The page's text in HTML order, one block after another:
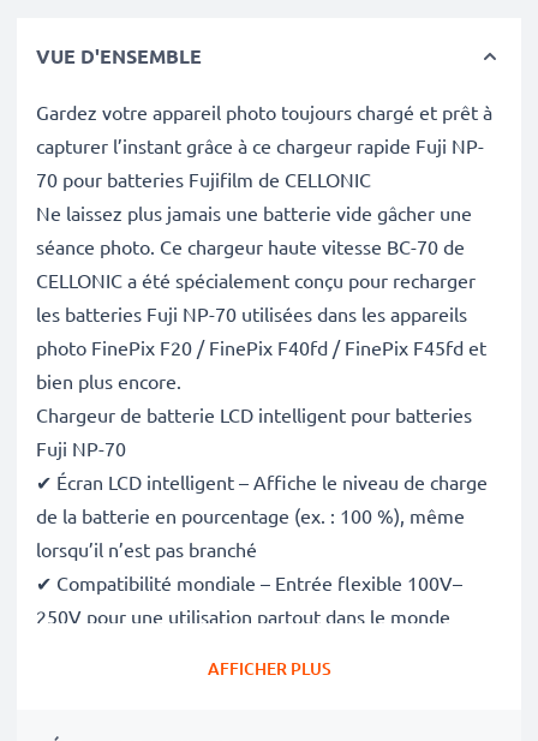
VUE D'ENSEMBLE
Gardez votre appareil photo toujours chargé et prêt à
capturer l’instant grâce à ce chargeur rapide Fuji NP-
70 pour batteries Fujifilm de CELLONIC
Ne laissez plus jamais une batterie vide gâcher une
séance photo. Ce chargeur haute vitesse BC-70 de
CELLONIC a été spécialement conçu pour recharger
les batteries Fuji NP-70 utilisées dans les appareils
photo FinePix F20 / FinePix F40fd / FinePix F45fd et
bien plus encore.
Chargeur de batterie LCD intelligent pour batteries
Fuji NP-70
✔ Écran LCD intelligent – Affiche le niveau de charge
de la batterie en pourcentage (ex. : 100 %), même
lorsqu’il n’est pas branché
✔ Compatibilité mondiale – Entrée flexible 100V–
250V pour une utilisation partout dans le monde
AFFICHER PLUS